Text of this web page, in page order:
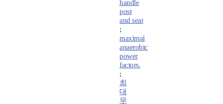
handle
post
and seat
;
maximal
anaerobic
power
factors.
;
최
대
무